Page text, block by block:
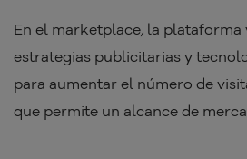
En el marketplace, la plataforma
estrategias publicitarias y
para aumentar el número de
que permite un alcance de